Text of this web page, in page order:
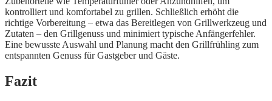
kontrolliert und komfortabel zu grillen. Schließlich erhöht die
richtige Vorbereitung – etwa das Bereitlegen von Grillwerkzeug und
Zutaten – den Grillgenuss und minimiert typische Anfängerfehler.
Eine bewusste Auswahl und Planung macht den Grillfrühling zum
entspannten Genuss für Gastgeber und Gäste.
Fazit